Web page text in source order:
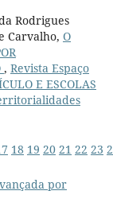
Rodrigues
Carvalho, O
, Revista Espaço
E ESCOLAS
18 19 20 21 22 23
por